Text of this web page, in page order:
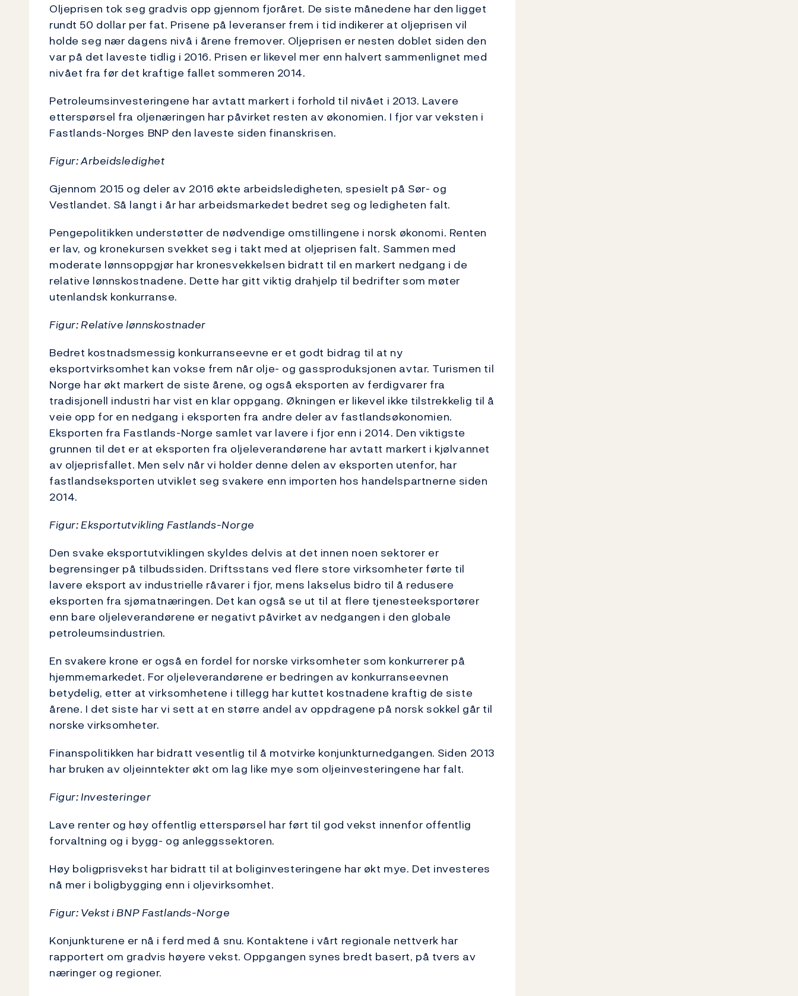
Oljeprisen tok seg gradvis opp gjennom fjoråret. De siste månedene har den ligget
rundt 50 dollar per fat. Prisene på leveranser frem i tid indikerer at oljeprisen vil
holde seg nær dagens nivå i årene fremover. Oljeprisen er nesten doblet siden den
var på det laveste tidlig i 2016. Prisen er likevel mer enn halvert sammenlignet med
nivået fra før det kraftige fallet sommeren 2014.
Petroleumsinvesteringene har avtatt markert i forhold til nivået i 2013. Lavere
etterspørsel fra oljenæringen har påvirket resten av økonomien. I fjor var veksten i
Fastlands-Norges BNP den laveste siden finanskrisen.
Figur: Arbeidsledighet
Gjennom 2015 og deler av 2016 økte arbeidsledigheten, spesielt på Sør- og
Vestlandet. Så langt i år har arbeidsmarkedet bedret seg og ledigheten falt.
Pengepolitikken understøtter de nødvendige omstillingene i norsk økonomi. Renten
er lav, og kronekursen svekket seg i takt med at oljeprisen falt. Sammen med
moderate lønnsoppgjør har kronesvekkelsen bidratt til en markert nedgang i de
relative lønnskostnadene. Dette har gitt viktig drahjelp til bedrifter som møter
utenlandsk konkurranse.
Figur: Relative lønnskostnader
Bedret kostnadsmessig konkurranseevne er et godt bidrag til at ny
eksportvirksomhet kan vokse frem når olje- og gassproduksjonen avtar. Turismen til
Norge har økt markert de siste årene, og også eksporten av ferdigvarer fra
tradisjonell industri har vist en klar oppgang. Økningen er likevel ikke tilstrekkelig til å
veie opp for en nedgang i eksporten fra andre deler av fastlandsøkonomien.
Eksporten fra Fastlands-Norge samlet var lavere i fjor enn i 2014. Den viktigste
grunnen til det er at eksporten fra oljeleverandørene har avtatt markert i kjølvannet
av oljeprisfallet. Men selv når vi holder denne delen av eksporten utenfor, har
fastlandseksporten utviklet seg svakere enn importen hos handelspartnerne siden
2014.
Figur: Eksportutvikling Fastlands-Norge
Den svake eksportutviklingen skyldes delvis at det innen noen sektorer er
begrensinger på tilbudssiden. Driftsstans ved flere store virksomheter førte til
lavere eksport av industrielle råvarer i fjor, mens lakselus bidro til å redusere
eksporten fra sjømatnæringen. Det kan også se ut til at flere tjenesteeksportører
enn bare oljeleverandørene er negativt påvirket av nedgangen i den globale
petroleumsindustrien.
En svakere krone er også en fordel for norske virksomheter som konkurrerer på
hjemmemarkedet. For oljeleverandørene er bedringen av konkurranseevnen
betydelig, etter at virksomhetene i tillegg har kuttet kostnadene kraftig de siste
årene. I det siste har vi sett at en større andel av oppdragene på norsk sokkel går til
norske virksomheter.
Finanspolitikken har bidratt vesentlig til å motvirke konjunkturnedgangen. Siden 2013
har bruken av oljeinntekter økt om lag like mye som oljeinvesteringene har falt.
Figur: Investeringer
Lave renter og høy offentlig etterspørsel har ført til god vekst innenfor offentlig
forvaltning og i bygg- og anleggssektoren.
Høy boligprisvekst har bidratt til at boliginvesteringene har økt mye. Det investeres
nå mer i boligbygging enn i oljevirksomhet.
Figur: Vekst i BNP Fastlands-Norge
Konjunkturene er nå i ferd med å snu. Kontaktene i vårt regionale nettverk har
rapportert om gradvis høyere vekst. Oppgangen synes bredt basert, på tvers av
næringer og regioner.